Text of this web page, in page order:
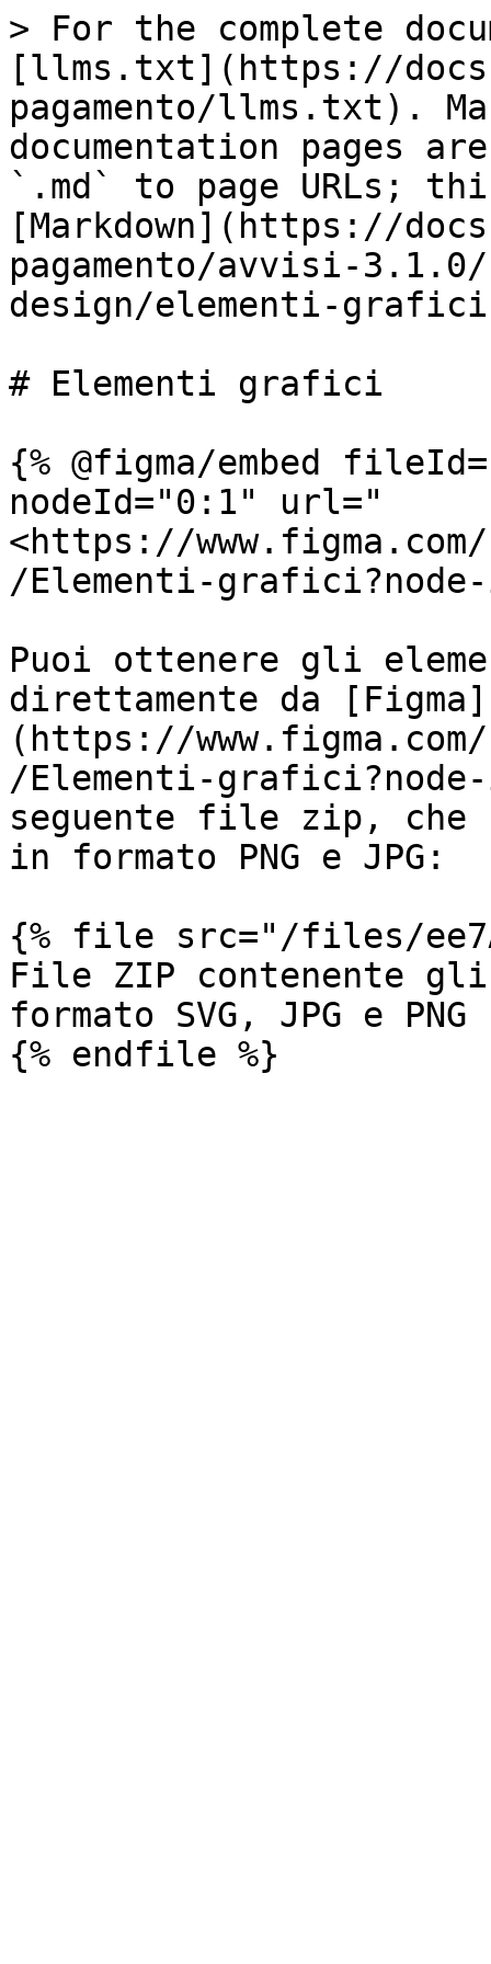
> For the complete
[llms.txt](https://
pagamento/llms.txt).
documentation pages
`.md` to page URLs;
[Markdown](https://
pagamento/avvisi-
design/elementi-
# Elementi grafici
{% @figma/embed
nodeId="0:1" url="
<https://www.figma.com/
/Elementi-grafici?node-
Puoi ottenere gli
direttamente da [Figma]
(https://www.figma.com/
/Elementi-
seguente file zip, che
in formato PNG e JPG:
{% file src="/files/
File ZIP contenente
formato SVG, JPG e PNG